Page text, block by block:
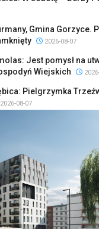
Gmina Gorzyce.
2026-08-07
Jest pomysł na
Wiejskich
Pielgrzymka
2026-08-07